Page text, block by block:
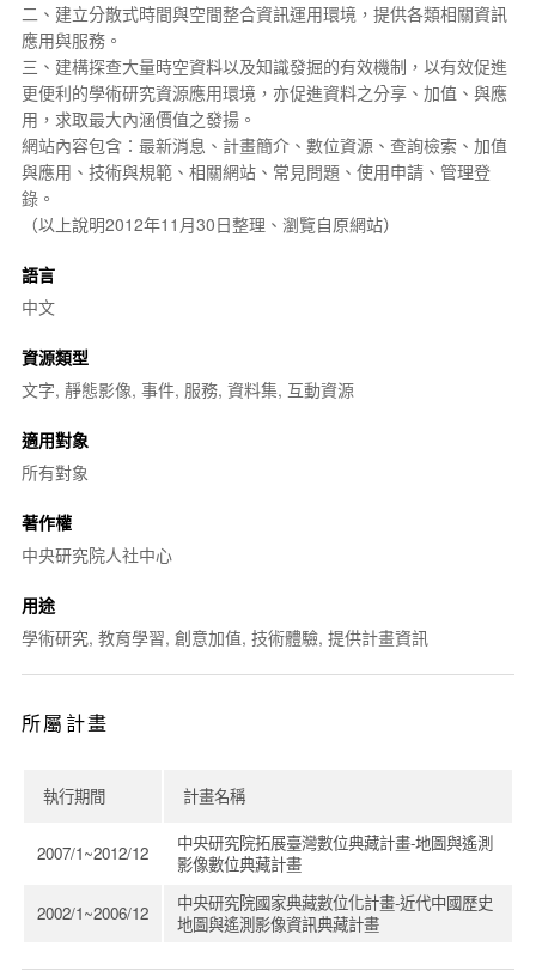
二、建立分散式時間與空間整合資訊運用環境，提供各類相關資訊
應用與服務。
三、建構探查大量時空資料以及知識發掘的有效機制，以有效促進
更便利的學術研究資源應用環境，亦促進資料之分享、加值、與應
用，求取最大內涵價值之發揚。
網站內容包含：最新消息、計畫簡介、數位資源、查詢檢索、加值
與應用、技術與規範、相關網站、常見問題、使用申請、管理登
錄。
（以上說明2012年11月30日整理、瀏覽自原網站）
語言
中文
資源類型
文字, 靜態影像, 事件, 服務, 資料集, 互動資源
適用對象
所有對象
著作權
中央研究院人社中心
用途
學術研究, 教育學習, 創意加值, 技術體驗, 提供計畫資訊
所屬計畫
執行期間 計畫名稱
2007/1~2012/12
中央研究院拓展臺灣數位典藏計畫-地圖與遙測
影像數位典藏計畫
2002/1~2006/12
中央研究院國家典藏數位化計畫-近代中國歷史
地圖與遙測影像資訊典藏計畫